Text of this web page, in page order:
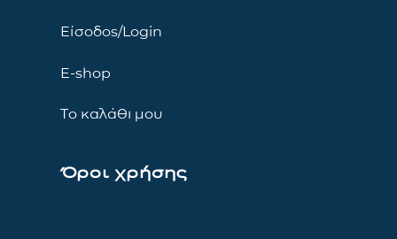
Είσοδος/Login
E-shop
Το καλάθι μου
Όροι χρήσης